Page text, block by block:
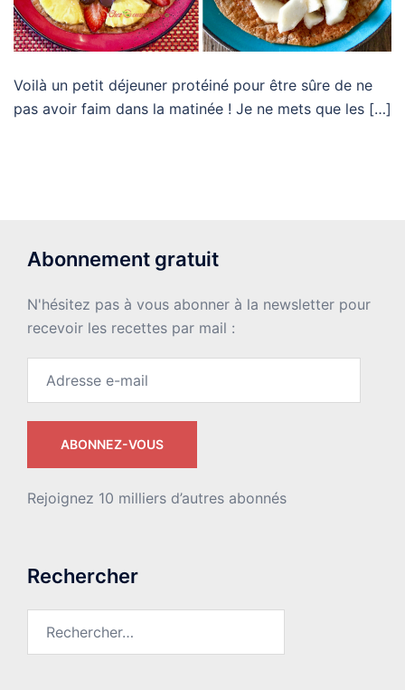
Voilà un petit déjeuner protéiné pour être sûre de ne
pas avoir faim dans la matinée ! Je ne mets que les […]
Abonnement gratuit
N'hésitez pas à vous abonner à la newsletter pour
recevoir les recettes par mail :
ABONNEZ-VOUS
Rejoignez 10 milliers d’autres abonnés
Rechercher